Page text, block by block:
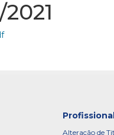
Profissional
Alteração de